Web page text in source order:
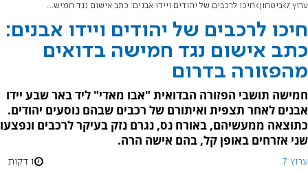
ערוץ 7 ביטחון חיכו לרכבים של יהודים ויידו אבנים: כתב אישום נגד חמישה בדואים מהפזורה בדרום
חיכו לרכבים של יהודים ויידו אבנים:
כתב אישום נגד חמישה בדואים
מהפזורה בדרום
חמישה תושבי הפזורה הבדואית "אבו מאדי" ליד באר שבע יידו
אבנים לאחר תצפית ואיתורם של רכבים שבהם נוסעים יהודים.
כתוצאה ממעשיהם, באורח נס, נגרם נזק בעיקר לרכבים ונפצעו
שני אזרחים באופן קל, בהם אישה הרה.
ערוץ 7 1 דקות